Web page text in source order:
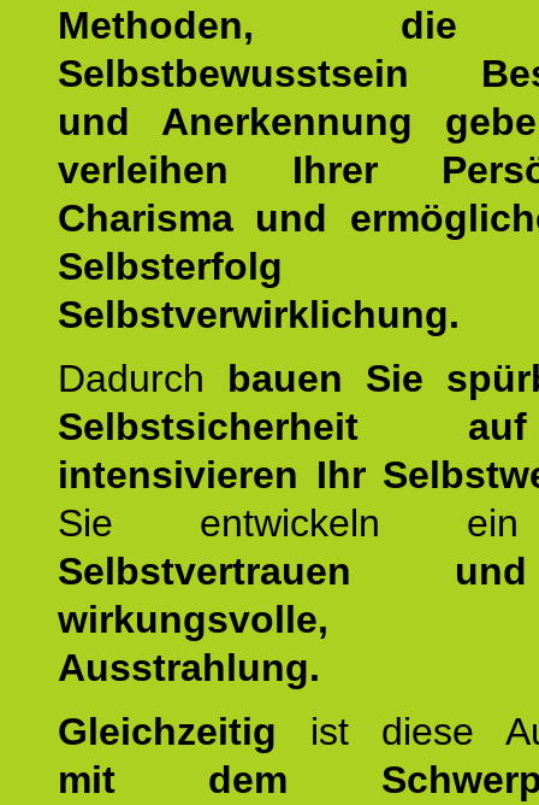
Methoden, die
Selbstbewusstsein
und Anerkennung
verleihen Ihrer
Charisma und
Selbstverwirklichung.
Dadurch bauen Sie
Selbstsicherheit
intensivieren Ihr
Sie entwickeln ein
Selbstvertrauen
wirkungsvolle,
Ausstrahlung.
Gleichzeitig ist diese
mit dem